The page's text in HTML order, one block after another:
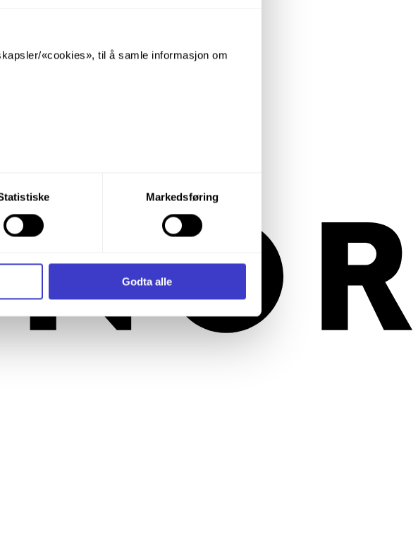
«cookies», til å samle informasjon om
også velge formålet du vil samtykke til ved å
og hvordan vi samler inn og behandler
Markedsføring
Godta alle